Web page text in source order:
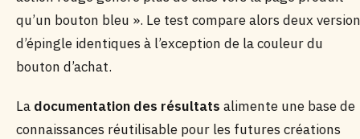
qu’un bouton bleu ». Le test compare alors deux
d’épingle identiques à l’exception de la couleur du
bouton d’achat.
La documentation des résultats alimente une base de
connaissances réutilisable pour les futures créations